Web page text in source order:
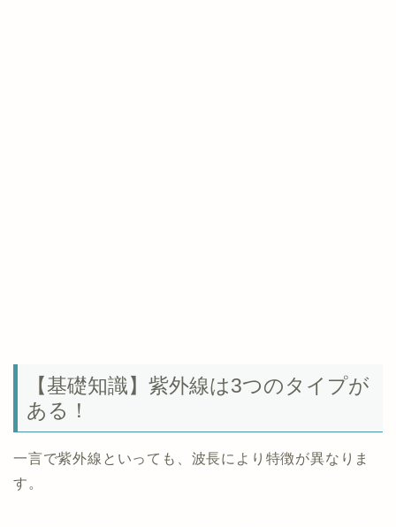
【基礎知識】紫外線は3つのタイプが
ある！
一言で紫外線といっても、波長により特徴が異なりま
す。